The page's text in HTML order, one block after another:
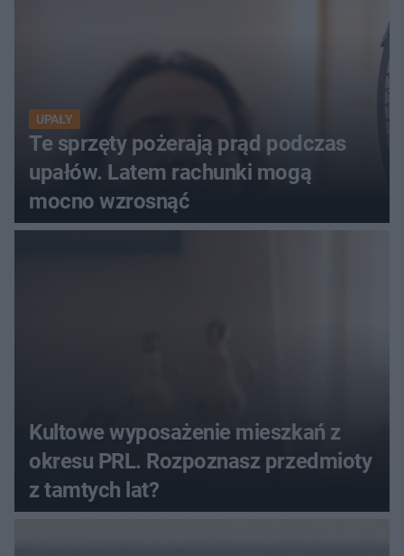
UPAŁY
Te sprzęty pożerają prąd podczas
upałów. Latem rachunki mogą
mocno wzrosnąć
Kultowe wyposażenie mieszkań z
okresu PRL. Rozpoznasz przedmioty
z tamtych lat?